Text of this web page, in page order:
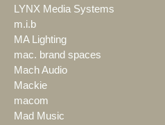
LYNX Media Systems
m.i.b
MA Lighting
mac. brand spaces
Mach Audio
Mackie
macom
Mad Music